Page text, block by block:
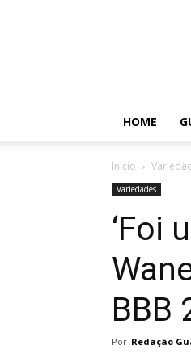
HOME
Início
Variedades
‘Foi
BBB
Por Redação